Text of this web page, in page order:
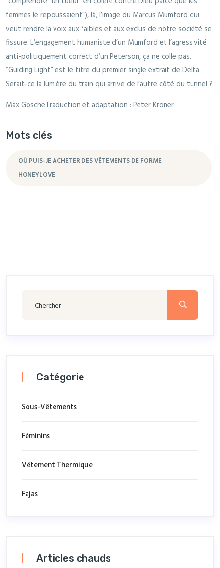
femmes le repoussaient”), là, l’image du Marcus Mumford qui
veut rendre la voix aux faibles et aux exclus de notre société se
fissure. L’engagement humaniste d’un Mumford et l’agressivité
anti-politiquement correct d’un Peterson, ça ne colle pas.
“Guiding Light” est le titre du premier single extrait de Delta.
Serait-ce la lumière du train qui arrive de l’autre côté du tunnel ?
Max GöscheTraduction et adaptation : Peter Kröner
Mots clés
OÙ PUIS-JE ACHETER DES VÊTEMENTS DE FORME
HONEYLOVE
Catégorie
Sous-Vêtements
Féminins
Vêtement Thermique
Fajas
Articles chauds